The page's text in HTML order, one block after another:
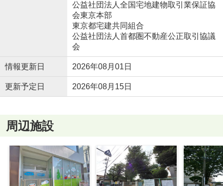
公益社団法人全国宅地建物取引業保証協
会東京本部
東京都宅建共同組合
公益社団法人首都圏不動産公正取引協議
会
情報更新日 2026年08月01日
更新予定日 2026年08月15日
周辺施設